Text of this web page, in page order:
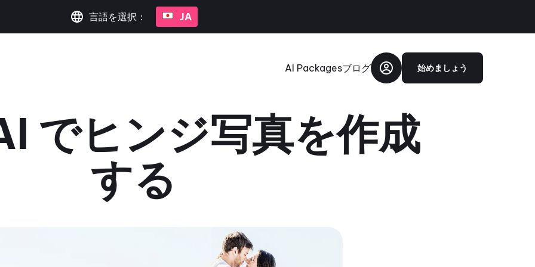
言語を選択： JA
AI Packagesブログ 始めましょう
でヒンジ写真を作成
する